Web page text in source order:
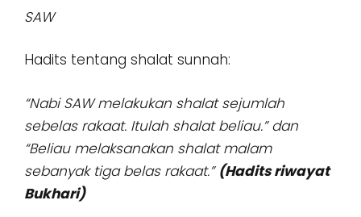
SAW
Hadits tentang shalat sunnah:
“Nabi SAW melakukan shalat sejumlah
sebelas rakaat. Itulah shalat beliau.” dan
“Beliau melaksanakan shalat malam
sebanyak tiga belas rakaat.” (Hadits riwayat
Bukhari)